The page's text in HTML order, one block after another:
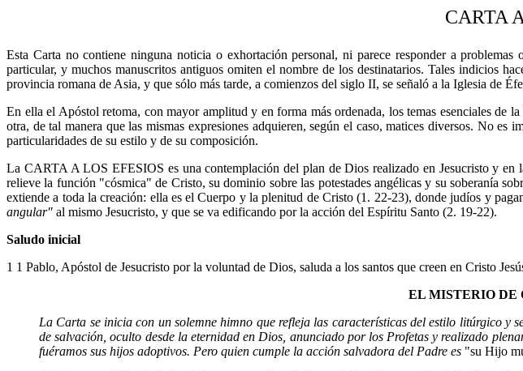
CARTA
Esta Carta no contiene ninguna noticia o exhortación personal, ni parece responder a
particular, y muchos manuscritos antiguos omiten el nombre de los destinatarios. Tales indicios
provincia romana de Asia, y que sólo más tarde, a comienzos del siglo II, se señaló a la Iglesia de
En ella el Apóstol retoma, con mayor amplitud y en forma más ordenada, los temas esenciales de
otra, de tal manera que las mismas expresiones adquieren, según el caso, matices diversos. No
particularidades de su estilo y de su composición.
La CARTA A LOS EFESIOS es una contemplación del plan de Dios realizado en Jesucristo y
relieve la función "cósmica" de Cristo, su dominio sobre las potestades angélicas y su soberanía
extiende a toda la creación: ella es el Cuerpo y la plenitud de Cristo (1. 22-23), donde judíos y
angular" al mismo Jesucristo, y que se va edificando por la acción del Espíritu Santo (2. 19-22).
Saludo inicial
1 1 Pablo, Apóstol de Jesucristo por la voluntad de Dios, saluda a los santos que creen en Cristo
EL MISTERIO DE
La Carta se inicia con un solemne himno que refleja las características del estilo litúrgico y
de salvación, oculto desde la eternidad en Dios, anunciado por los Profetas y realizado
fuéramos sus hijos adoptivos. Pero quien cumple la acción salvadora del Padre es "su Hijo